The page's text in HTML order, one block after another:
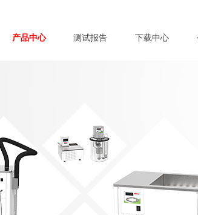
产品中心 测试报告 下载中心